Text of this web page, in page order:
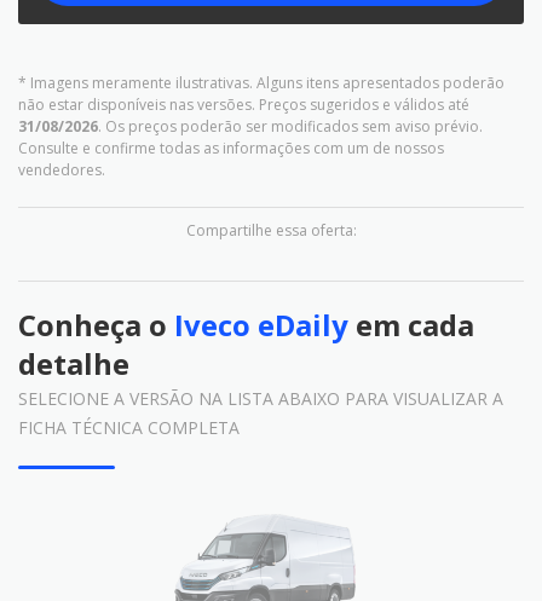
* Imagens meramente ilustrativas. Alguns itens apresentados poderão
não estar disponíveis nas versões. Preços sugeridos e válidos até
31/08/2026. Os preços poderão ser modificados sem aviso prévio.
Consulte e confirme todas as informações com um de nossos
vendedores.
Compartilhe essa oferta:
Conheça o Iveco eDaily em cada
detalhe
SELECIONE A VERSÃO NA LISTA ABAIXO PARA VISUALIZAR A
FICHA TÉCNICA COMPLETA